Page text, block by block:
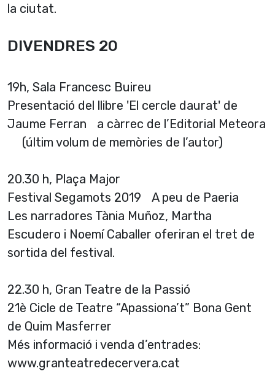
la ciutat.
DIVENDRES 20
19h, Sala Francesc Buireu
Presentació del llibre 'El cercle daurat' de
Jaume Ferran a càrrec de l’Editorial Meteora
(últim volum de memòries de l’autor)
20.30 h, Plaça Major
Festival Segamots 2019 A peu de Paeria
Les narradores Tània Muñoz, Martha
Escudero i Noemí Caballer oferiran el tret de
sortida del festival.
22.30 h, Gran Teatre de la Passió
21è Cicle de Teatre “Apassiona’t” Bona Gent
de Quim Masferrer
Més informació i venda d’entrades:
www.granteatredecervera.cat